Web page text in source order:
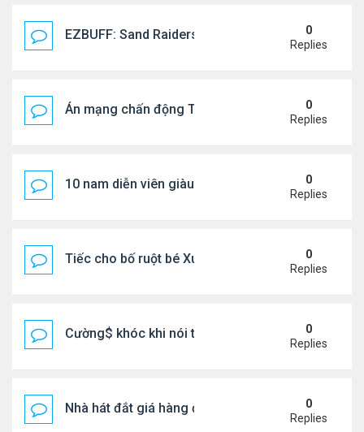
EZBUFF: Sand Raiders of Sophie Farming
0
Replies
Án mạng chấn động Thái lan: hai chị em người
0
Replies
10 nam diễn viên giàu nhất Trung Quốc 2026
0
Replies
Tiếc cho bố ruột bé Xuân Mai ở Mỹ
0
Replies
Cường$ khóc khi nói thật về hôn nhân
0
Replies
Nhà hát đắt giá hàng đầu tg ở VN
0
Replies